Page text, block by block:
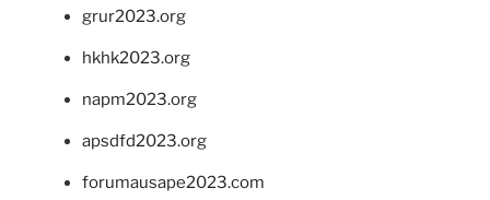
grur2023.org
hkhk2023.org
napm2023.org
apsdfd2023.org
forumausape2023.com